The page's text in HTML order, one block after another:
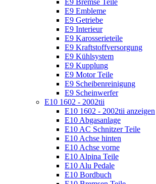
E9 Embleme
E9 Getriebe
E9 Interieur
E9 Karosserieteile
E9 Kraftstoffversorgung
E9 Kühlsystem
E9 Kupplung
E9 Motor Teile
E9 Scheibenreinigung
E9 Scheinwerfer
E10 1602 - 2002tii
E10 1602 - 2002tii anzeigen
E10 Abgasanlage
E10 AC Schnitzer Teile
E10 Achse hinten
E10 Achse vorne
E10 Alpina Teile
E10 Alu Pedale
E10 Bordbuch